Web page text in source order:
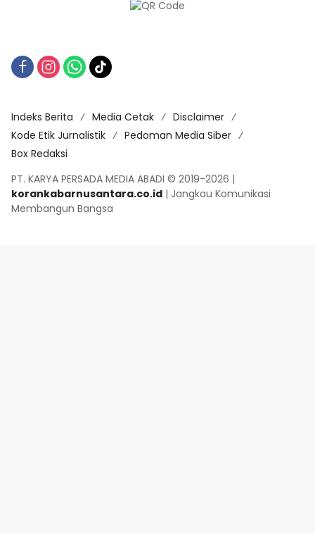
Indeks Berita Media Cetak
Disclaimer
Kode Etik Jurnalistik
Pedoman Media Siber
Box Redaksi
PT. KARYA PERSADA MEDIA ABADI © 2019-2026 |
korankabarnusantara.co.id | Jangkau Komunikasi
Membangun Bangsa